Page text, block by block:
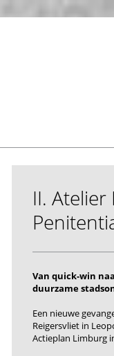
II. Atelier
Van quick-win
duurzame
Een nieuwe
Reigersvliet in
Actieplan Limburg